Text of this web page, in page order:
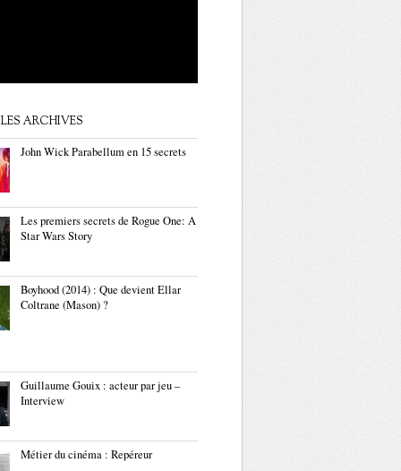
ARCHIVES
John Wick Parabellum en 15 secrets
Les premiers secrets de Rogue One: A
Star Wars Story
Boyhood (2014) : Que devient Ellar
Coltrane (Mason) ?
Guillaume Gouix : acteur par jeu –
Interview
Métier du cinéma : Repéreur